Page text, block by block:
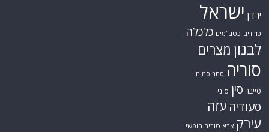
ירדן ישראל
כורדים כטב"מים כלכלה
לבנון מצרים
סוריה סחר סמים
סייבר סין סיני
סעודיה עזה
עירק צבא סוריה חופשי